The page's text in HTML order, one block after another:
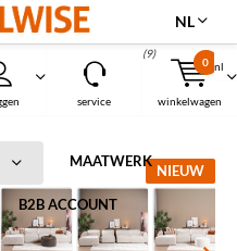
nl
service winkelwagen
0
(9)
NL
MAATWERK
B2B ACCOUNT
NIEUW